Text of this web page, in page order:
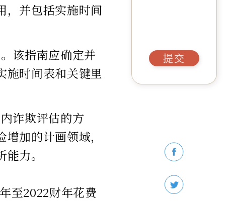
，并包括实施时间
该指南应确定并
施时间表和关键里
诈欺评估的方
加的计画领域，
力。
至2022财年花费
提交